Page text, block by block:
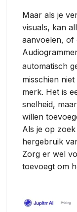
Maar als je
visuals, kan
aanvoelen, of
automatisch
misschien
merk. Het is
snelheid,
willen
Als je op
hergebruik
Zorg er wel
toevoegt om